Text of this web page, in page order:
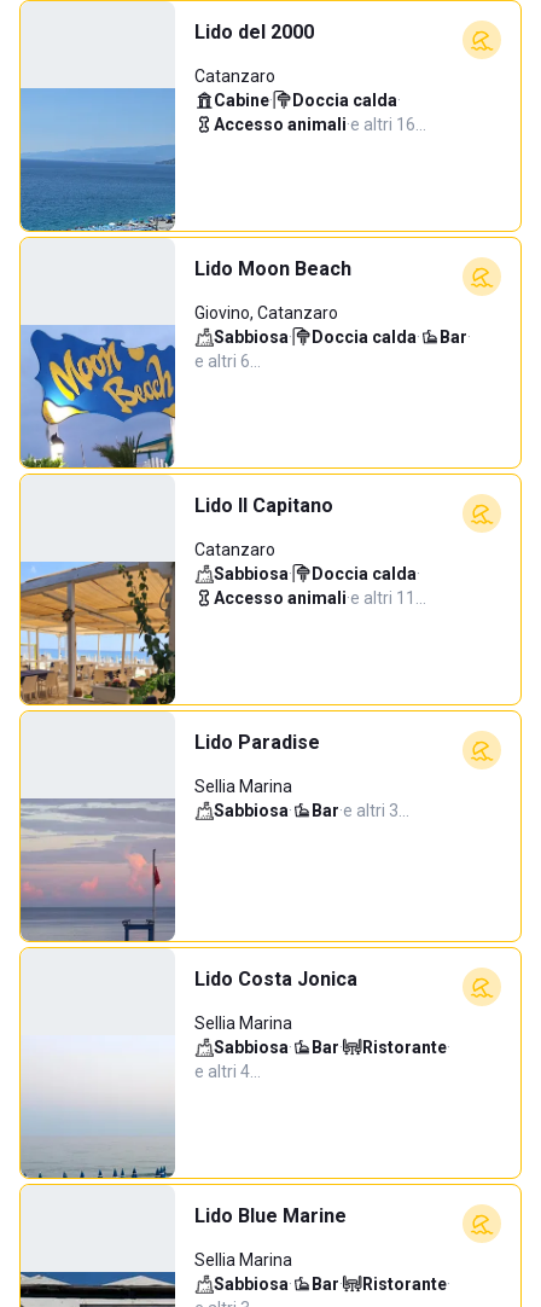
Lido del 2000
Catanzaro
Cabine· Doccia calda·
Accesso animali·e altri 16…
Lido Moon Beach
Giovino, Catanzaro
Sabbiosa· Doccia calda· Bar·
e altri 6…
Lido Il Capitano
Catanzaro
Sabbiosa· Doccia calda·
Accesso animali·e altri 11…
Lido Paradise
Sellia Marina
Sabbiosa· Bar·e altri 3…
Lido Costa Jonica
Sellia Marina
Sabbiosa· Bar· Ristorante·
e altri 4…
Lido Blue Marine
Sellia Marina
Sabbiosa· Bar· Ristorante·